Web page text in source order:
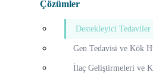
Çözümler
Destekleyici Tedaviler
Gen Tedavisi ve Kök
İlaç Geliştirmeleri ve